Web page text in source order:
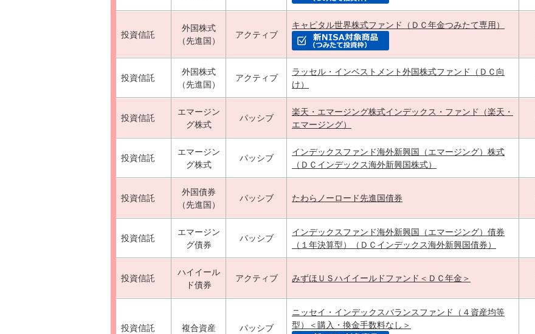
投資信託
外国株式
（先進国）
アクティブ
キャピタル世界株式ファンド（ＤＣ年金つみたて専用）
投資信託
外国株式
（先進国）
アクティブ
ラッセル・インベストメント外国株式ファンド（ＤＣ向
け）
投資信託
エマージン
グ株式
パッシブ
楽天・エマージング株式インデックス・ファンド（楽天・
エマージング）
投資信託
エマージン
グ株式
パッシブ
インデックスファンド海外新興国（エマージング）株式
（ＤＣインデックス海外新興国株式）
投資信託
外国債券
（先進国）
パッシブ たわらノーロード先進国債券
投資信託
エマージン
グ債券
パッシブ
インデックスファンド海外新興国（エマージング）債券
（１年決算型）（ＤＣインデックス海外新興国債券）
投資信託
ハイイール
ド債券
アクティブ みずほＵＳハイイールドファンド＜ＤＣ年金＞
投資信託 複合資産 パッシブ
ニッセイ・インデックスバランスファンド（４資産均等
型）＜購入・換金手数料なし＞